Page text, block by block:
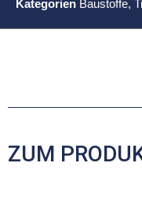
Kategorien Baustoffe,
ZUM